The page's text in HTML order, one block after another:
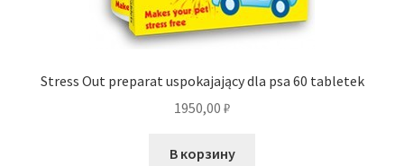
Stress Out preparat uspokajający dla psa 60 tabletek
1950,00 ₽
В корзину